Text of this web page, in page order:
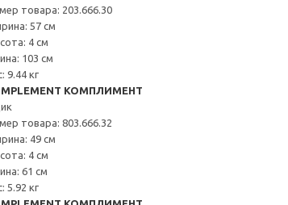
товара: 203.666.30
57 см
4 см
103 см
9.44 кг
КОМПЛИМЕНТ
товара: 803.666.32
49 см
4 см
61 см
5.92 кг